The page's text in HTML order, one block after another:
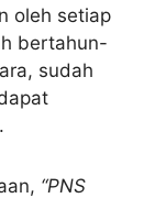
oleh setiap
bertahun-
sudah
“PNS